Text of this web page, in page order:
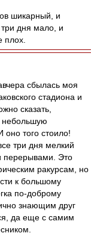
шикарный, и
три дня мало, и
плох.
сбылась моя
стадиона и
сказать,
небольшую
оно того стоило!
три дня мелкий
перерывами. Это
ракурсам, но
к большому
по-доброму
знающим друг
да еще с самим